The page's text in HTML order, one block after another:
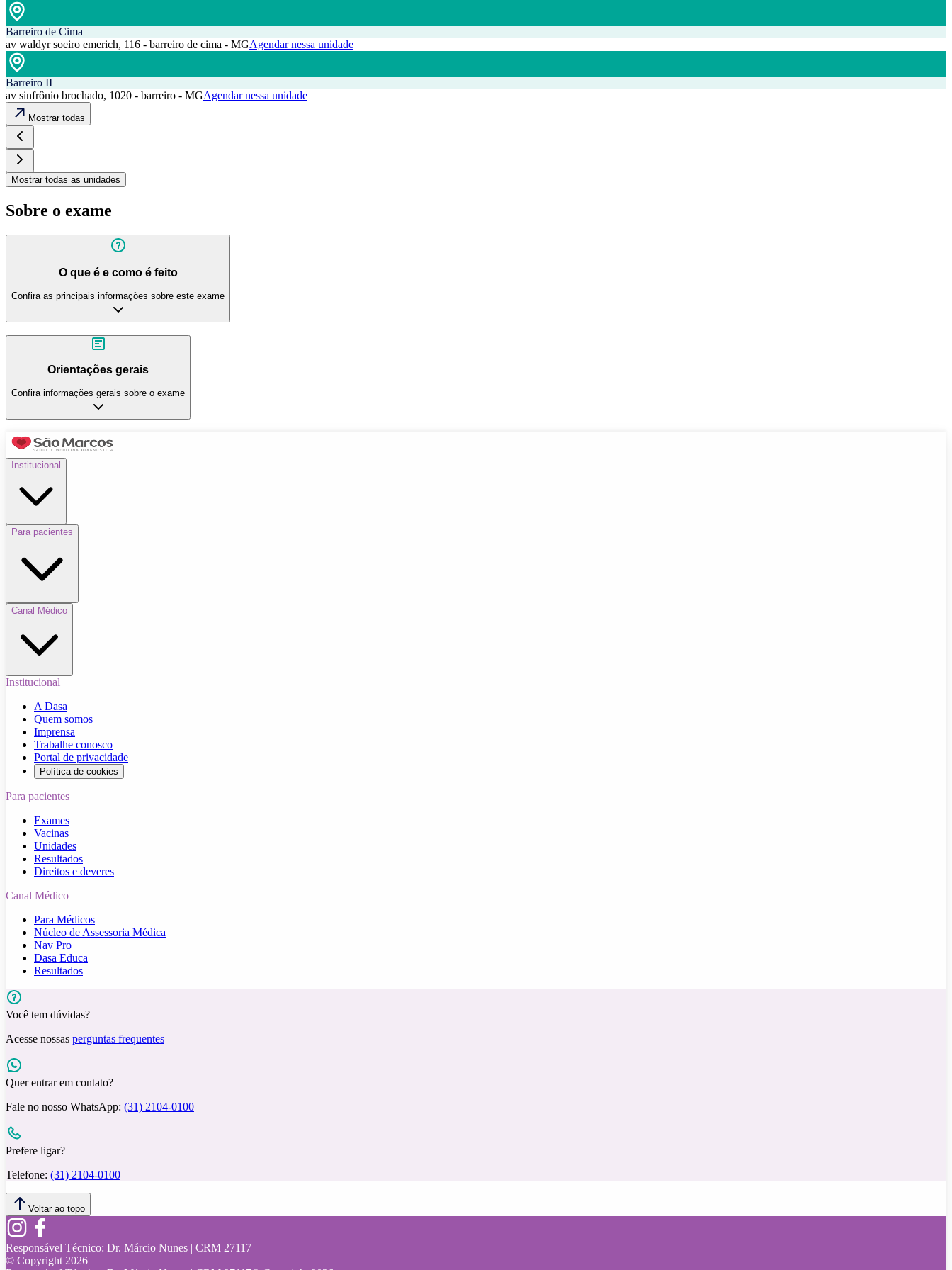
Barreiro de Cima
av waldyr soeiro emerich, 116 - barreiro de cima - MGAgendar nessa unidade
Barreiro II
av sinfrônio brochado, 1020 - barreiro - MGAgendar nessa unidade
Mostrar todas
Mostrar todas as unidades
Sobre o exame
O que é e como é feito
Confira as principais informações sobre este exame
Orientações gerais
Confira informações gerais sobre o exame
Institucional
Para pacientes
Canal Médico
Institucional
A Dasa
Quem somos
Imprensa
Trabalhe conosco
Portal de privacidade
Política de cookies
Para pacientes
Exames
Vacinas
Unidades
Resultados
Direitos e deveres
Canal Médico
Para Médicos
Núcleo de Assessoria Médica
Nav Pro
Dasa Educa
Resultados
Você tem dúvidas?
Acesse nossas perguntas frequentes
Quer entrar em contato?
Fale no nosso WhatsApp: (31) 2104-0100
Prefere ligar?
Telefone: (31) 2104-0100
Voltar ao topo
Responsável Técnico: Dr. Márcio Nunes | CRM 27117
© Copyright 2026